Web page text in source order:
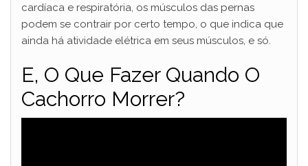
cardíaca e respiratória, os músculos das pernas
podem se contrair por certo tempo, o que indica que
ainda há atividade elétrica em seus músculos, e só.
E, O Que Fazer Quando O
Cachorro Morrer?